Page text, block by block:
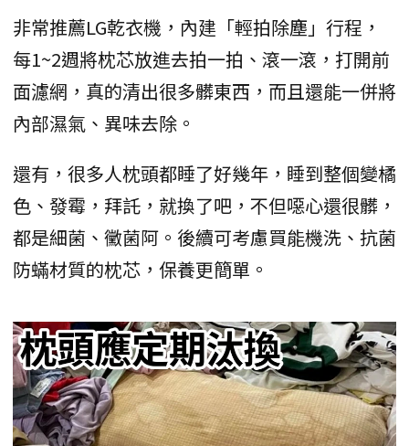
非常推薦LG乾衣機，內建「輕拍除塵」行程，
每1~2週將枕芯放進去拍一拍、滾一滾，打開前
面濾網，真的清出很多髒東西，而且還能一併將
內部濕氣、異味去除。
還有，很多人枕頭都睡了好幾年，睡到整個變橘
色、發霉，拜託，就換了吧，不但噁心還很髒，
都是細菌、黴菌阿。後續可考慮買能機洗、抗菌
防蟎材質的枕芯，保養更簡單。